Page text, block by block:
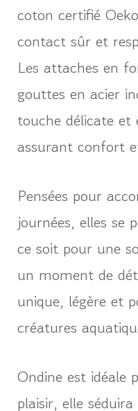
coton certifié
contact sûr et
Les attaches en
gouttes en acier
touche délicate
assurant confort
Pensées pour
journées, elles se
ce soit pour une
un moment de
unique, légère et
créatures
Ondine est idéale
plaisir, elle